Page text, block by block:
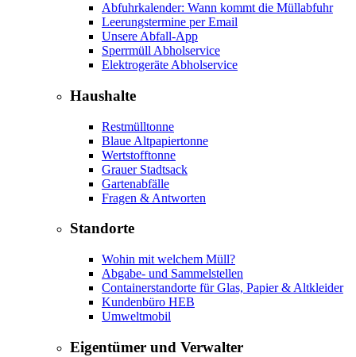
Abfuhrkalender: Wann kommt die Müllabfuhr
Leerungstermine per Email
Unsere Abfall-App
Sperrmüll Abholservice
Elektrogeräte Abholservice
Haushalte
Restmülltonne
Blaue Altpapiertonne
Wertstofftonne
Grauer Stadtsack
Gartenabfälle
Fragen & Antworten
Standorte
Wohin mit welchem Müll?
Abgabe- und Sammelstellen
Containerstandorte für Glas, Papier & Altkleider
Kundenbüro HEB
Umweltmobil
Eigentümer und Verwalter